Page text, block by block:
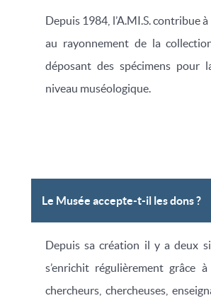
Depuis 1984, l’A.MI.S. contribue
au rayonnement de la
déposant des spécimens pour
niveau muséologique.
Le Musée accepte-t-il les dons ?
Depuis sa création il y a deux
s’enrichit régulièrement grâce
chercheurs, chercheuses,